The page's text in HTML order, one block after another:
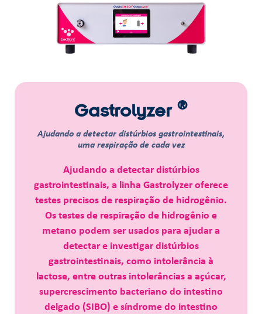
Gastrolyzer ®
Ajudando a detectar distúrbios gastrointestinais,
uma respiração de cada vez
Ajudando a detectar distúrbios
gastrointestinais, a linha Gastrolyzer oferece
testes precisos de respiração de hidrogênio.
Os testes de respiração de hidrogênio e
metano podem ser usados para ajudar a
detectar e investigar distúrbios
gastrointestinais, como intolerância à
lactose, entre outras intolerâncias a açúcar,
supercrescimento bacteriano do intestino
delgado (SIBO) e síndrome do intestino